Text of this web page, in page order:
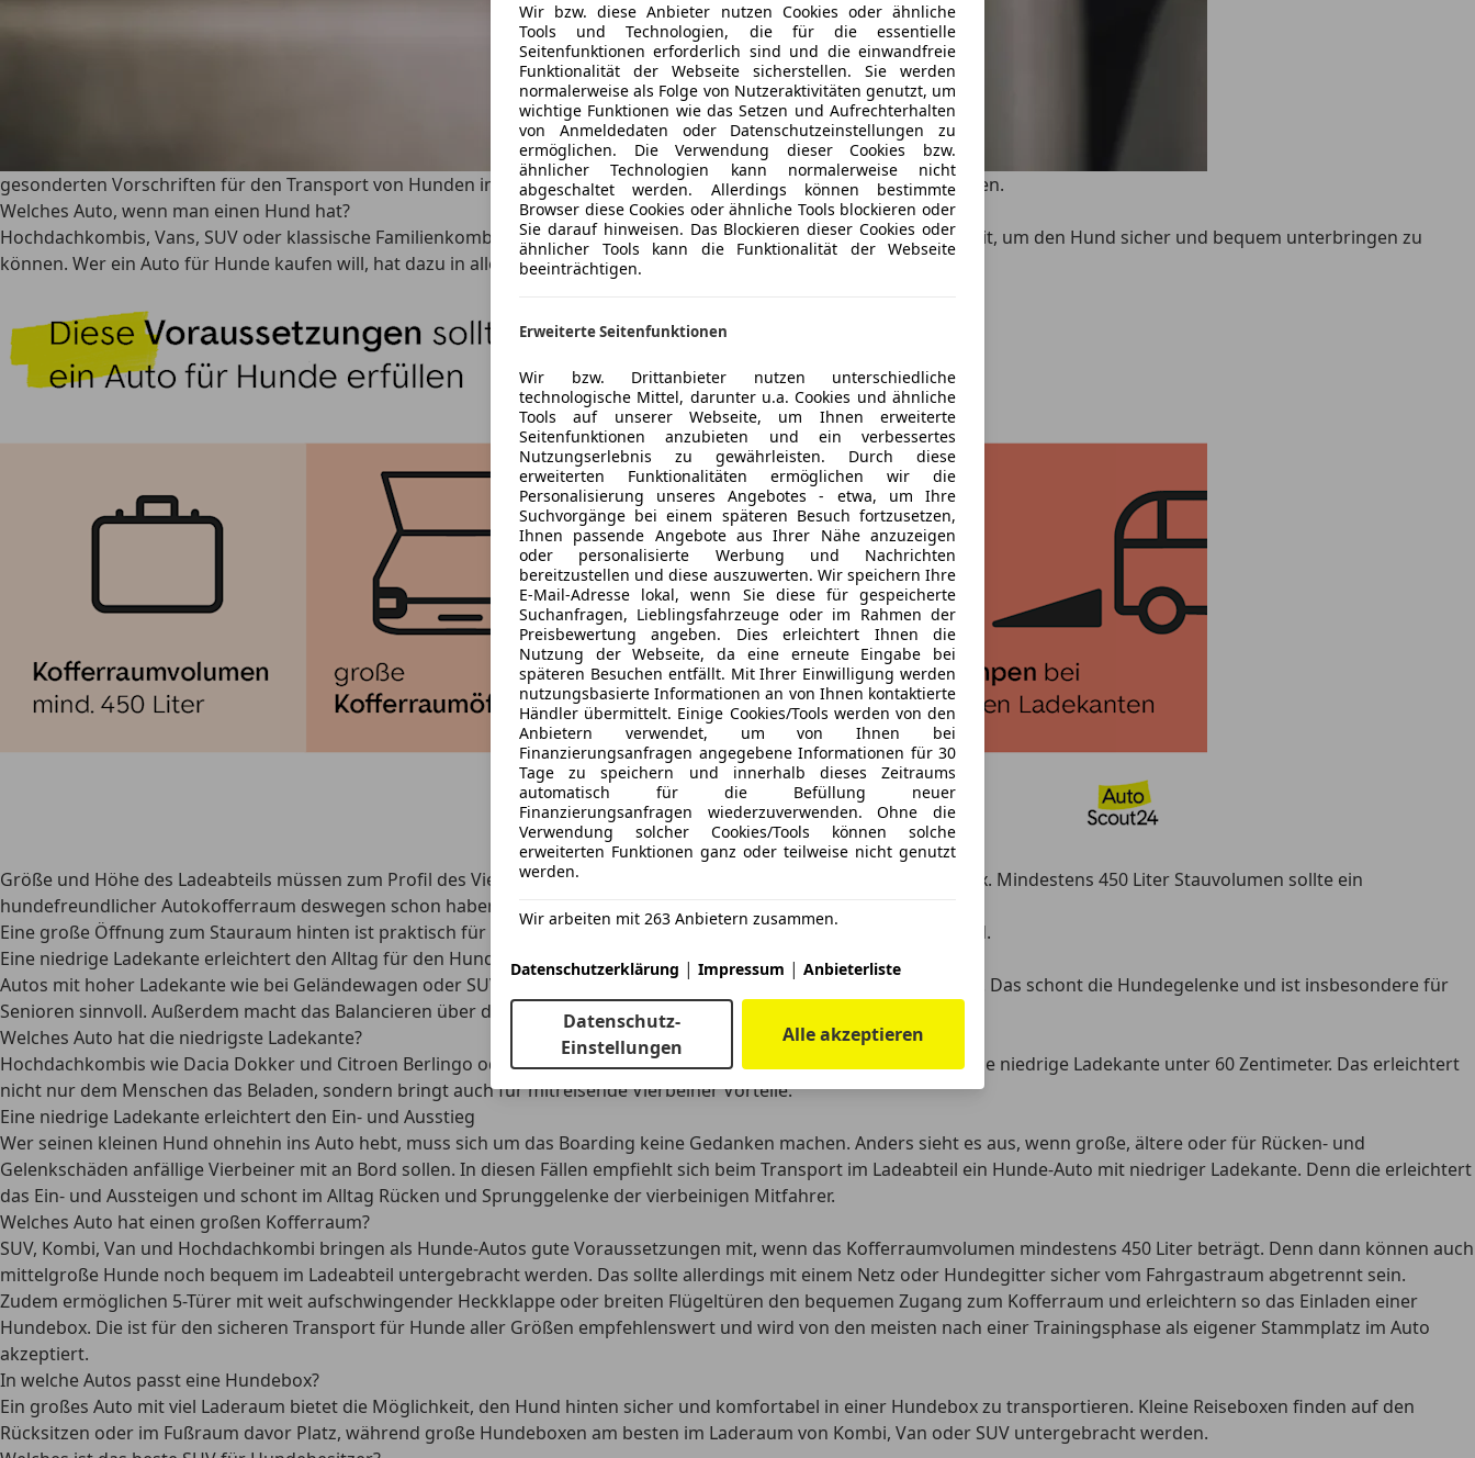
Wir bzw. diese Anbieter nutzen Cookies oder ähnliche
Tools und Technologien, die für die essentielle
Seitenfunktionen erforderlich sind und die einwandfreie
Funktionalität der Webseite sicherstellen. Sie werden
normalerweise als Folge von Nutzeraktivitäten genutzt, um
wichtige Funktionen wie das Setzen und Aufrechterhalten
von Anmeldedaten oder Datenschutzeinstellungen zu
ermöglichen. Die Verwendung dieser Cookies bzw.
ähnlicher Technologien kann normalerweise nicht
abgeschaltet werden. Allerdings können bestimmte
Browser diese Cookies oder ähnliche Tools blockieren oder
Sie darauf hinweisen. Das Blockieren dieser Cookies oder
ähnlicher Tools kann die Funktionalität der Webseite
beeinträchtigen.
Erweiterte Seitenfunktionen
Wir bzw. Drittanbieter nutzen unterschiedliche
technologische Mittel, darunter u.a. Cookies und ähnliche
Tools auf unserer Webseite, um Ihnen erweiterte
Seitenfunktionen anzubieten und ein verbessertes
Nutzungserlebnis zu gewährleisten. Durch diese
erweiterten Funktionalitäten ermöglichen wir die
Personalisierung unseres Angebotes - etwa, um Ihre
Suchvorgänge bei einem späteren Besuch fortzusetzen,
Ihnen passende Angebote aus Ihrer Nähe anzuzeigen
oder personalisierte Werbung und Nachrichten
bereitzustellen und diese auszuwerten. Wir speichern Ihre
E-Mail-Adresse lokal, wenn Sie diese für gespeicherte
Suchanfragen, Lieblingsfahrzeuge oder im Rahmen der
Preisbewertung angeben. Dies erleichtert Ihnen die
Nutzung der Webseite, da eine erneute Eingabe bei
späteren Besuchen entfällt. Mit Ihrer Einwilligung werden
nutzungsbasierte Informationen an von Ihnen kontaktierte
Händler übermittelt. Einige Cookies/Tools werden von den
Anbietern verwendet, um von Ihnen bei
Finanzierungsanfragen angegebene Informationen für 30
Tage zu speichern und innerhalb dieses Zeitraums
automatisch für die Befüllung neuer
Finanzierungsanfragen wiederzuverwenden. Ohne die
Verwendung solcher Cookies/Tools können solche
erweiterten Funktionen ganz oder teilweise nicht genutzt
werden.
Wir arbeiten mit 263 Anbietern zusammen.
Datenschutzerklärung | Impressum | Anbieterliste
Datenschutz-
Einstellungen
Alle akzeptieren
gesonderten Vorschriften für den Transport von Hunden im Auto gibt, sollte der Vierbeiner ordentlich gesichert werden.
Welches Auto, wenn man einen Hund hat?
Hochdachkombis, Vans, SUV oder klassische Familienkombis bringen als Hundeauto baulich gute Voraussetzungen mit, um den Hund sicher und bequem unterbringen zu
können. Wer ein Auto für Hunde kaufen will, hat dazu in allen Preisklassen reichlich Auswahl. Wichtig ist in jedem Fall:
Größe und Höhe des Ladeabteils müssen zum Profil des Vierbeiners passen. Gleiches gilt beim Einsatz einer Hundebox. Mindestens 450 Liter Stauvolumen sollte ein
hundefreundlicher Autokofferraum deswegen schon haben.
Eine große Öffnung zum Stauraum hinten ist praktisch für den Menschen, da Hund und Hundebox gut erreichbar sind.
Eine niedrige Ladekante erleichtert den Alltag für den Hund, da das Ein- und Aussteigen bequemer ist.
Autos mit hoher Ladekante wie bei Geländewagen oder SUV können
angelegte Rampen beim Ein- und Ausstieg helfen
. Das schont die Hundegelenke und ist insbesondere für
Senioren sinnvoll. Außerdem macht das Balancieren über den Laufsteg den meisten auch noch Spaß.
Welches Auto hat die niedrigste Ladekante?
Hochdachkombis wie Dacia Dokker und Citroen Berlingo oderKombiswie Skoda Fabia und Renault Megane haben eine niedrige Ladekante unter 60 Zentimeter. Das erleichtert
nicht nur dem Menschen das Beladen, sondern bringt auch für mitreisende Vierbeiner Vorteile.
Eine niedrige Ladekante erleichtert den Ein- und Ausstieg
Wer seinen kleinen Hund ohnehin ins Auto hebt, muss sich um das Boarding keine Gedanken machen. Anders sieht es aus, wenn große, ältere oder für Rücken- und
Gelenkschäden anfällige Vierbeiner mit an Bord sollen. In diesen Fällen empfiehlt sich beim Transport im Ladeabteil ein Hunde-Auto mit niedriger Ladekante. Denn die erleichtert
das Ein- und Aussteigen und schont im Alltag Rücken und Sprunggelenke der vierbeinigen Mitfahrer.
Welches Auto hat einen großen Kofferraum?
SUV, Kombi, Van und Hochdachkombi bringen als Hunde-Autos gute Voraussetzungen mit, wenn das Kofferraumvolumen mindestens 450 Liter beträgt. Denn dann können auch
mittelgroße Hunde noch bequem im Ladeabteil untergebracht werden. Das sollte allerdings mit einem Netz oder Hundegitter sicher vom Fahrgastraum abgetrennt sein.
Zudem ermöglichen 5-Türer mit weit aufschwingender Heckklappe oder breiten Flügeltüren den bequemen Zugang zum Kofferraum und erleichtern so das Einladen einer
Hundebox. Die ist für den sicheren Transport für Hunde aller Größen empfehlenswert und wird von den meisten nach einer Trainingsphase als eigener Stammplatz im Auto
akzeptiert.
In welche Autos passt eine Hundebox?
Ein großes Auto mit viel Laderaum bietet die Möglichkeit, den Hund hinten sicher und komfortabel in einer Hundeboxzu transportieren. Kleine Reiseboxen finden auf den
Rücksitzen oder im Fußraum davor Platz, während große Hundeboxen am besten im Laderaum von Kombi, Van oder SUV untergebracht werden.